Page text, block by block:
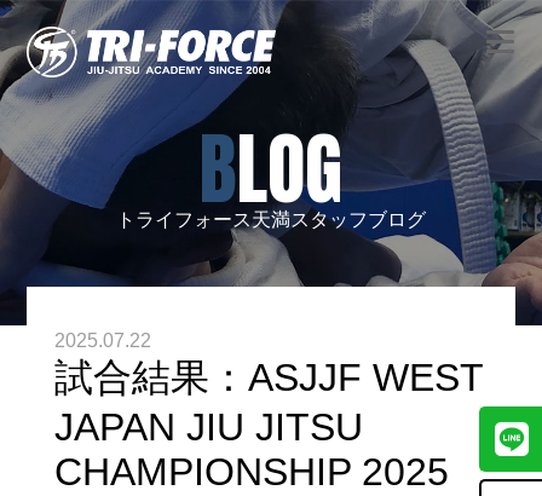
BLOG
トライフォース天満スタッフブログ
2025.07.22
試合結果：ASJJF WEST
JAPAN JIU JITSU
CHAMPIONSHIP 2025